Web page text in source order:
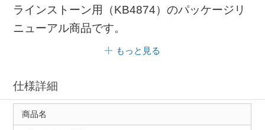
ラインストーン用（KB4874）のパッケージリ
ニューアル商品です。
もっと見る
仕様詳細
商品名